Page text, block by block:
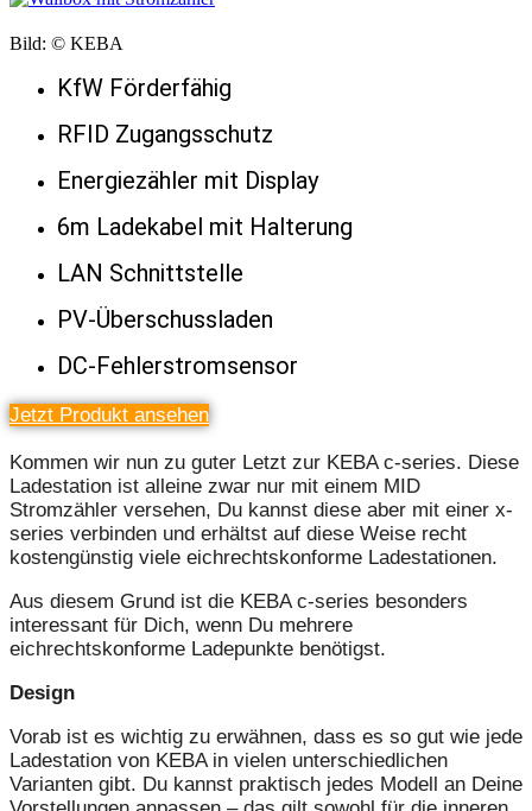
Bild: © KEBA
KfW Förderfähig
RFID Zugangsschutz
Energiezähler mit Display
6m Ladekabel mit Halterung
LAN Schnittstelle
PV-Überschussladen
DC-Fehlerstromsensor
Jetzt Produkt ansehen
Kommen wir nun zu guter Letzt zur KEBA c-series. Diese
Ladestation ist alleine zwar nur mit einem MID
Stromzähler versehen, Du kannst diese aber mit einer x-
series verbinden und erhältst auf diese Weise recht
kostengünstig viele eichrechtskonforme Ladestationen.
Aus diesem Grund ist die KEBA c-series besonders
interessant für Dich, wenn Du mehrere
eichrechtskonforme Ladepunkte benötigst.
Design
Vorab ist es wichtig zu erwähnen, dass es so gut wie jede
Ladestation von KEBA in vielen unterschiedlichen
Varianten gibt. Du kannst praktisch jedes Modell an Deine